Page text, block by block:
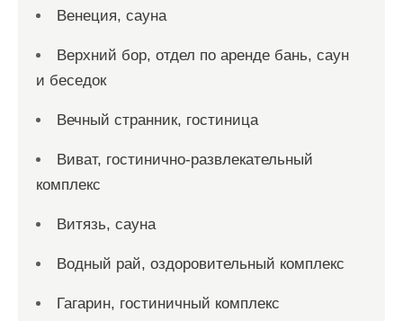
Венеция, сауна
Верхний бор, отдел по аренде бань, саун
и беседок
Вечный странник, гостиница
Виват, гостинично-развлекательный
комплекс
Витязь, сауна
Водный рай, оздоровительный комплекс
Гагарин, гостиничный комплекс